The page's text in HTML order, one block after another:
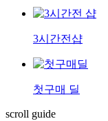
3시간전샵
첫구매 딜
scroll guide